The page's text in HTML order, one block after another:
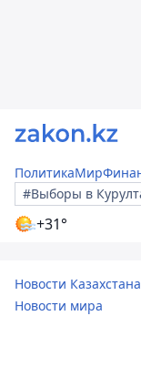
ПолитикаМир
#Выборы в
+31°
Новости
Новости мира